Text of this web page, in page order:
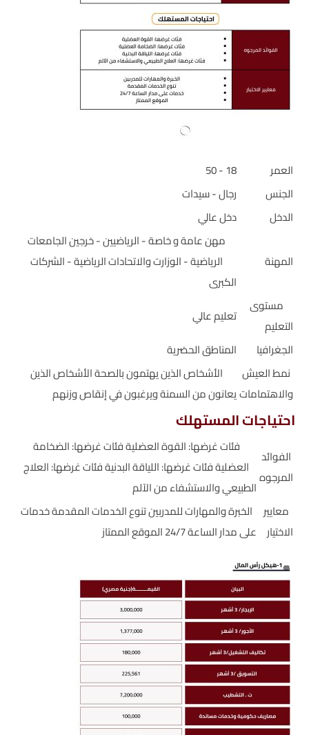
العمر
18 - 50
الجنس
رجال - سيدات
الدخل
دخل عالي
المهنة
مهن عامة و خاصة - الرياضيين - خرجين الجامعات
الرياضية - الوزارت والاتحادات الرياضية - الشركات
الكبرى
مستوى
التعليم
تعليم عالي
الجغرافيا
المناطق الحضرية
نمط العيش
والاهتمامات
الأشخاص الذين يهتمون بالصحة الأشخاص الذين
يعانون من السمنة ويرغبون في إنقاص وزنهم
احتياجات المستهلك
الفوائد
المرجوه
فئات غرضها: القوة العضلية فئات غرضها: الضخامة
العضلية فئات غرضها: اللياقة البدنية فئات غرضها: العلاج
الطبيعي والاستشفاء من الآلم
معايير
الاختيار
الخبرة والمهارات للمدربين تنوع الخدمات المقدمة خدمات
على مدار الساعة 24/7 الموقع الممتاز